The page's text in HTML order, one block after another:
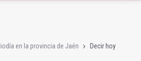
en la provincia de Jaén Decir hoy